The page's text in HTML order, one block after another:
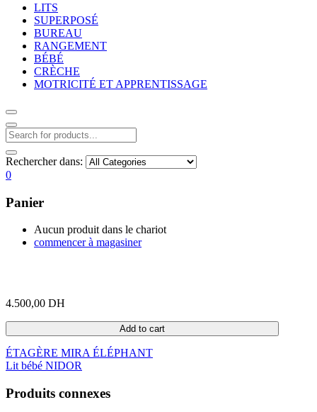
LITS
SUPERPOSÉ
BUREAU
RANGEMENT
BÉBÉ
CRÈCHE
MOTRICITÉ ET APPRENTISSAGE
Rechercher dans:
0
Panier
Aucun produit dans le chariot
commencer à magasiner
4.500,00 DH
Add to cart
ÉTAGÈRE MIRA ÉLÉPHANT
Lit bébé NIDOR
Produits connexes